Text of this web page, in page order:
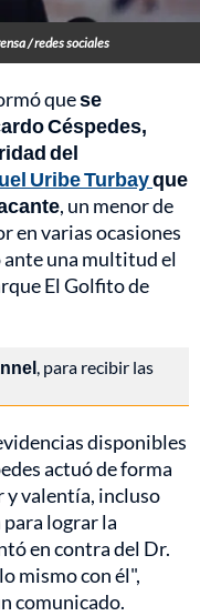
/ redes sociales
quese
Céspedes,
del
Uribe Turbayque
, un menor de
en varias ocasiones
una multitud el
El Golfito de
, para recibir las
disponibles
actuó de forma
y valentía, incluso
lograr la
en contra del Dr.
mismo con él",
comunicado.